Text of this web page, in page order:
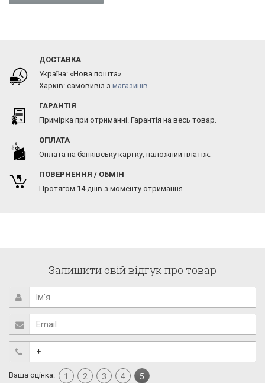
ДОСТАВКА
Україна: «Нова пошта».
Харків: самовивіз з магазинів.
ГАРАНТІЯ
Примірка при отриманні. Гарантія на весь товар.
ОПЛАТА
Оплата на банківську картку, наложний платіж.
ПОВЕРНЕННЯ / ОБМІН
Протягом 14 днів з моменту отримання.
Залишити свій відгук про товар
Ваша оцінка: 1 2 3 4 5